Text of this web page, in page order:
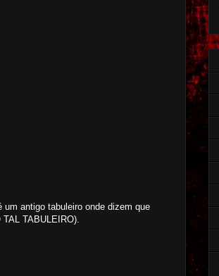
antigo tabuleiro onde dizem que
TABULEIRO).